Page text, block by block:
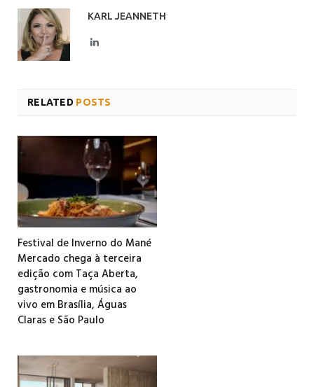
KARL JEANNETH
LinkedIn
RELATED POSTS
Festival de Inverno do Mané
Mercado chega à terceira
edição com Taça Aberta,
gastronomia e música ao
vivo em Brasília, Águas
Claras e São Paulo